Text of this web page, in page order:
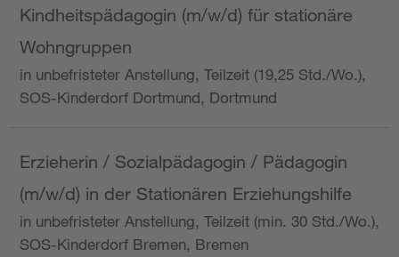
Kindheitspädagogin (m/w/d) für stationäre
Wohngruppen
in unbefristeter Anstellung, Teilzeit (19,25 Std./Wo.),
SOS-Kinderdorf Dortmund, Dortmund
Erzieherin / Sozialpädagogin / Pädagogin
(m/w/d) in der Stationären Erziehungshilfe
in unbefristeter Anstellung, Teilzeit (min. 30 Std./Wo.),
SOS-Kinderdorf Bremen, Bremen